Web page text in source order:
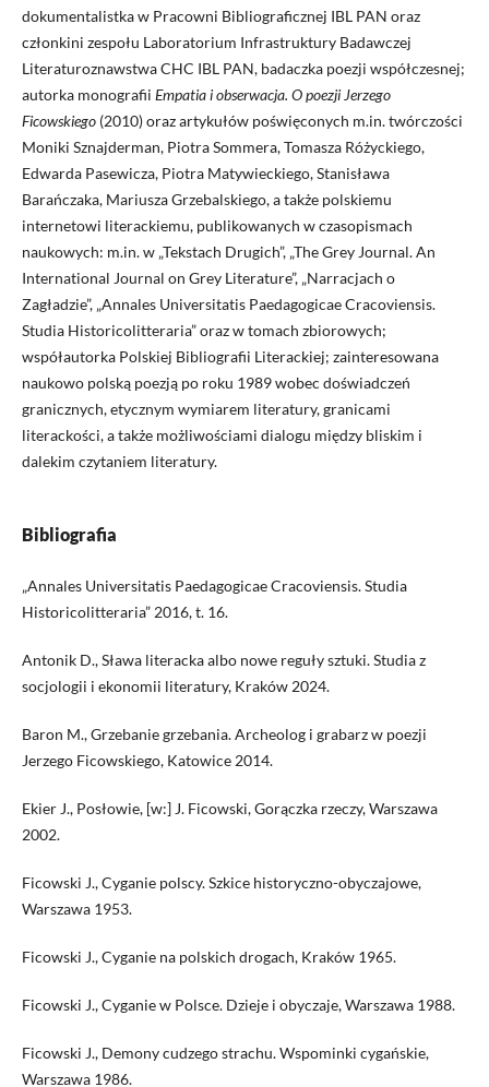
dokumentalistka w Pracowni Bibliograficznej IBL PAN oraz
członkini zespołu Laboratorium Infrastruktury Badawczej
Literaturoznawstwa CHC IBL PAN, badaczka poezji współczesnej;
autorka monografii Empatia i obserwacja. O poezji Jerzego
Ficowskiego(2010) oraz artykułów poświęconych m.in. twórczości
Moniki Sznajderman, Piotra Sommera, Tomasza Różyckiego,
Edwarda Pasewicza, Piotra Matywieckiego, Stanisława
Barańczaka, Mariusza Grzebalskiego, a także polskiemu
internetowi literackiemu, publikowanych w czasopismach
naukowych: m.in. w „Tekstach Drugich”, „The Grey Journal. An
International Journal on Grey Literature”, „Narracjach o
Zagładzie”, „Annales Universitatis Paedagogicae Cracoviensis.
Studia Historicolitteraria” oraz w tomach zbiorowych;
współautorka Polskiej Bibliografii Literackiej; zainteresowana
naukowo polską poezją po roku 1989 wobec doświadczeń
granicznych, etycznym wymiarem literatury, granicami
literackości, a także możliwościami dialogu między bliskim i
dalekim czytaniem literatury.
Bibliografia
„Annales Universitatis Paedagogicae Cracoviensis. Studia
Historicolitteraria” 2016, t. 16.
Antonik D., Sława literacka albo nowe reguły sztuki. Studia z
socjologii i ekonomii literatury, Kraków 2024.
Baron M., Grzebanie grzebania. Archeolog i grabarz w poezji
Jerzego Ficowskiego, Katowice 2014.
Ekier J., Posłowie, [w:] J. Ficowski, Gorączka rzeczy, Warszawa
2002.
Ficowski J., Cyganie polscy. Szkice historyczno-obyczajowe,
Warszawa 1953.
Ficowski J., Cyganie na polskich drogach, Kraków 1965.
Ficowski J., Cyganie w Polsce. Dzieje i obyczaje, Warszawa 1988.
Ficowski J., Demony cudzego strachu. Wspominki cygańskie,
Warszawa 1986.